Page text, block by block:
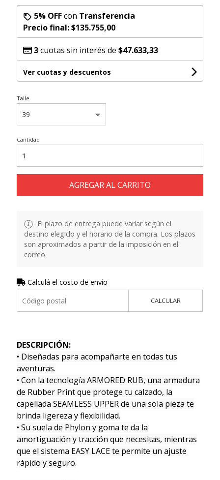
5% OFFcon Transferencia
Precio final:$135.755,00
3cuotas sin interés de $47.633,33
Ver cuotas y descuentos
Talle
Cantidad
AGREGAR AL CARRITO
El plazo de entrega puede variar según el
destino elegido y el horario de la compra. Los plazos
son aproximados a partir de la imposición en el
correo
Calculá el costo de envío
CALCULAR
DESCRIPCIÓN:
• Diseñadas para acompañarte en todas tus
aventuras.
• Con la tecnología ARMORED RUB, una armadura
de Rubber Print que protege tu calzado, la
capellada SEAMLESS UPPER de una sola pieza te
brinda ligereza y flexibilidad.
• Su suela de Phylon y goma te da la
amortiguación y tracción que necesitas, mientras
que el sistema EASY LACE te permite un ajuste
rápido y seguro.